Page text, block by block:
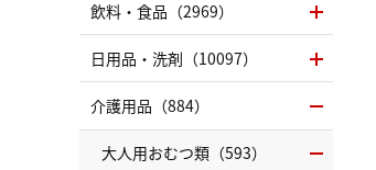
飲料・食品（2969）
日用品・洗剤（10097）
介護用品（884）
大人用おむつ類（593）